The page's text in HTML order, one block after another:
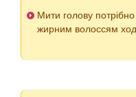
Мити голову
жирним волоссям